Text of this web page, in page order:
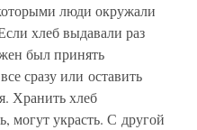
люди окружали
хлеб выдавали раз
был принять
сразу или оставить
Хранить хлеб
могут украсть. С другой